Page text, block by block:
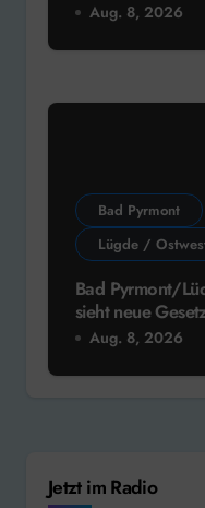
Aug. 8, 2026
Bad Pyrmont
Lügde /
Bad Pyrmont/
sieht neue
Aug. 8, 2026
Jetzt im Radio